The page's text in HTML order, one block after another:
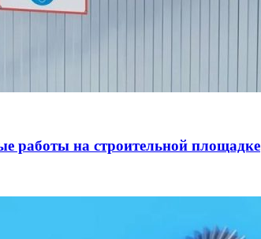
работы на строительной площадке